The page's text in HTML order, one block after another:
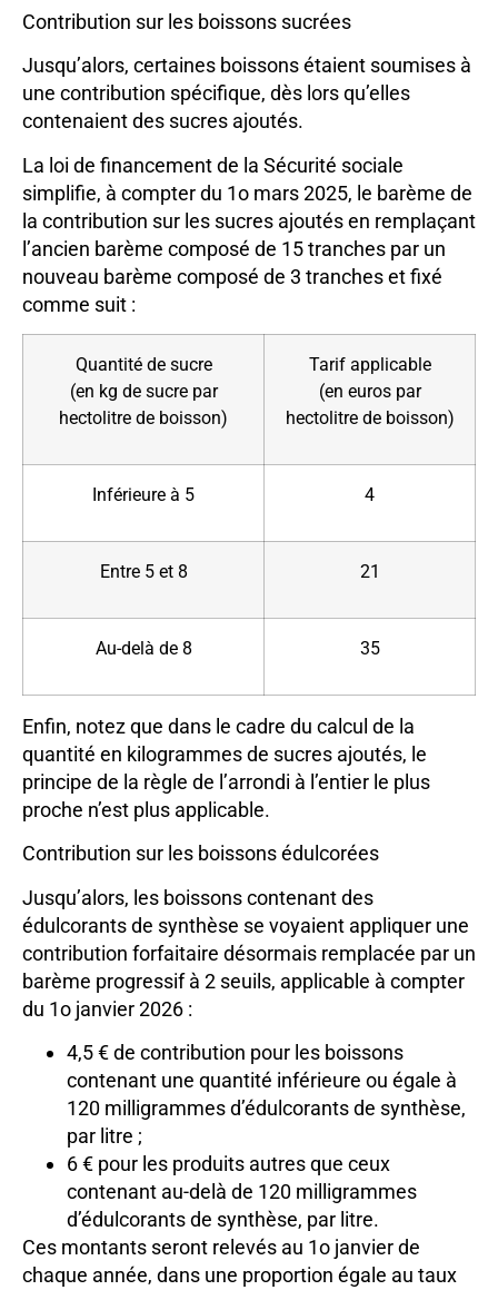
Contribution sur les boissons sucrées
Jusqu’alors, certaines boissons étaient soumises à
une contribution spécifique, dès lors qu’elles
contenaient des sucres ajoutés.
La loi de financement de la Sécurité sociale
simplifie, à compter du 1o mars 2025, le barème de
la contribution sur les sucres ajoutés en remplaçant
l’ancien barème composé de 15 tranches par un
nouveau barème composé de 3 tranches et fixé
comme suit :
Quantité de sucre
(en kg de sucre par
hectolitre de boisson)
Tarif applicable
(en euros par
hectolitre de boisson)
Inférieure à 5 4
Entre 5 et 8 21
Au-delà de 8 35
Enfin, notez que dans le cadre du calcul de la
quantité en kilogrammes de sucres ajoutés, le
principe de la règle de l’arrondi à l’entier le plus
proche n’est plus applicable.
Contribution sur les boissons édulcorées
Jusqu’alors, les boissons contenant des
édulcorants de synthèse se voyaient appliquer une
contribution forfaitaire désormais remplacée par un
barème progressif à 2 seuils, applicable à compter
du 1o janvier 2026 :
4,5 € de contribution pour les boissons
contenant une quantité inférieure ou égale à
120 milligrammes d’édulcorants de synthèse,
par litre ;
6 € pour les produits autres que ceux
contenant au-delà de 120 milligrammes
d’édulcorants de synthèse, par litre.
Ces montants seront relevés au 1o janvier de
chaque année, dans une proportion égale au taux